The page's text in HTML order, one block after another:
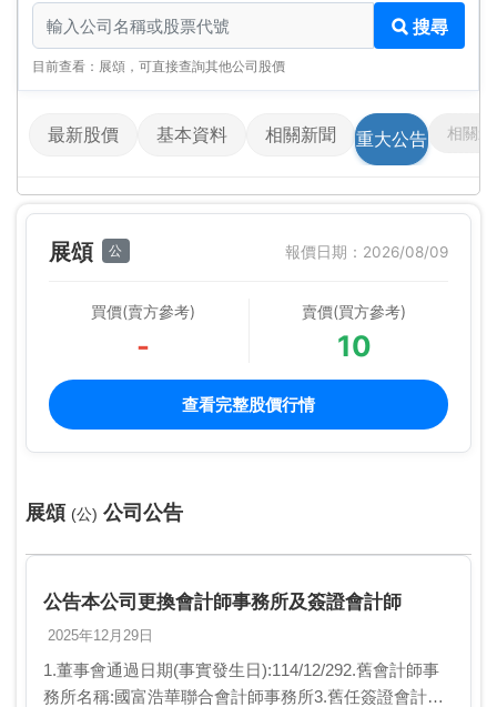
搜尋
目前查看：展頌，可直接查詢其他公司股價
最新股價 基本資料 相關新聞 重大公告 相關影
展頌 公 報價日期：2026/08/09
買價(賣方參考)
-
賣價(買方參考)
10
查看完整股價行情
展頌 (公) 公司公告
公告本公司更換會計師事務所及簽證會計師
2025年12月29日
1.董事會通過日期(事實發生日):114/12/292.舊會計師事
務所名稱:國富浩華聯合會計師事務所3.舊任簽證會計師